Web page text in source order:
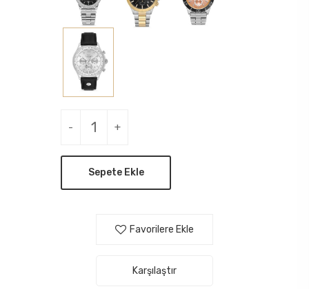
- +
Sepete Ekle
Favorilere Ekle
Karşılaştır